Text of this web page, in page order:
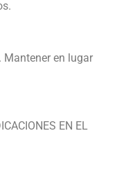
Mantener en lugar
EN EL